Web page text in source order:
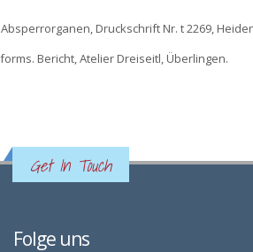
Druckschrift Nr. t 2269,
Bericht, Atelier Dreiseitl, Überlingen.
Get In Touch
Folge uns